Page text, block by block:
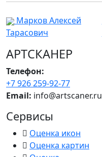
Марков Алексей
Тарасович
АРТСКАНЕР
Телефон:
+7 926 259-92-77
Email: info@artscaner.ru
Сервисы
Оценка икон
Оценка картин